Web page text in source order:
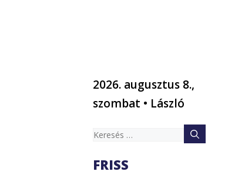
2026. augusztus 8.,
szombat • László
Keresés:
FRISS